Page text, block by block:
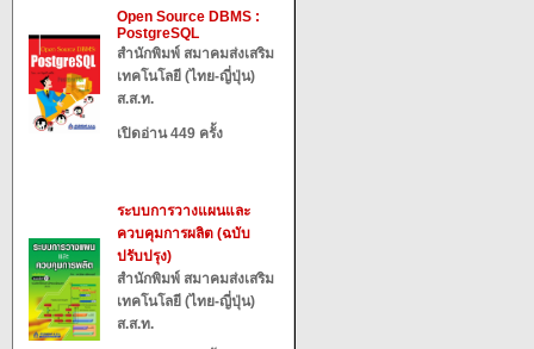
Open Source DBMS :
PostgreSQL
สำนักพิมพ์ สมาคมส่งเสริม
เทคโนโลยี (ไทย-ญี่ปุ่น)
ส.ส.ท.
เปิดอ่าน 449 ครั้ง
ระบบการวางแผนและ
ควบคุมการผลิต (ฉบับ
ปรับปรุง)
สำนักพิมพ์ สมาคมส่งเสริม
เทคโนโลยี (ไทย-ญี่ปุ่น)
ส.ส.ท.